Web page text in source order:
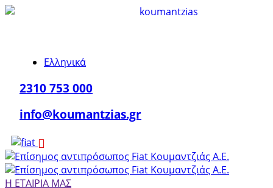
Ελληνικά
2310 753 000
info@koumantzias.gr
Η ΕΤΑΙΡΙΑ ΜΑΣ